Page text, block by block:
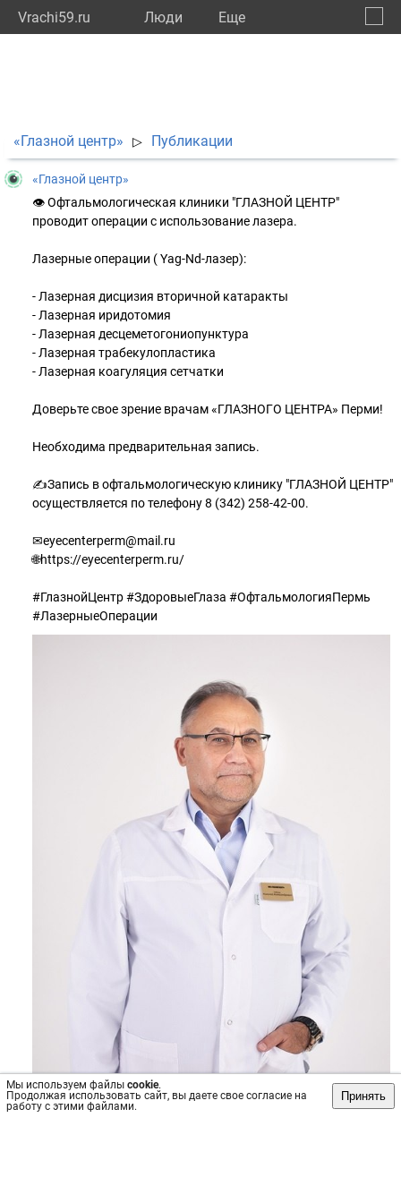
Vrachi59.ru Люди Eще
Мы используем файлы cookie.
Продолжая использовать сайт, вы даете свое согласие на
работу с этими файлами.
Принять
«Глазной центр» ▷ Публикации
«Глазной центр»
👁 Офтальмологическая клиники "ГЛАЗНОЙ ЦЕНТР"
проводит операции с использование лазера.
Лазерные операции ( Yag-Nd-лазер):
- Лазерная дисцизия вторичной катаракты
- Лазерная иридотомия
- Лазерная десцеметогониопунктура
- Лазерная трабекулопластика
- Лазерная коагуляция сетчатки
Доверьте свое зрение врачам «ГЛАЗНОГО ЦЕНТРА» Перми!
Необходима предварительная запись.
✍Запись в офтальмологическую клинику "ГЛАЗНОЙ ЦЕНТР"
осуществляется по телефону 8 (342) 258-42-00.
✉eyecenterperm@mail.ru
🌐https://eyecenterperm.ru/
#ГлазнойЦентр #ЗдоровыеГлаза #ОфтальмологияПермь
#ЛазерныеОперации